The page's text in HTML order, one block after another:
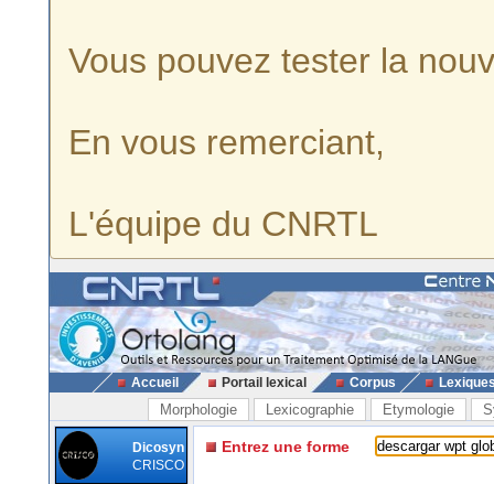
Vous pouvez tester la
En vous remerciant,
L'équipe du CNRTL
Accueil Portail lexical Corpus
Morphologie Lexicographie Etymologie
Dicosyn
CRISCO
Entrez une forme